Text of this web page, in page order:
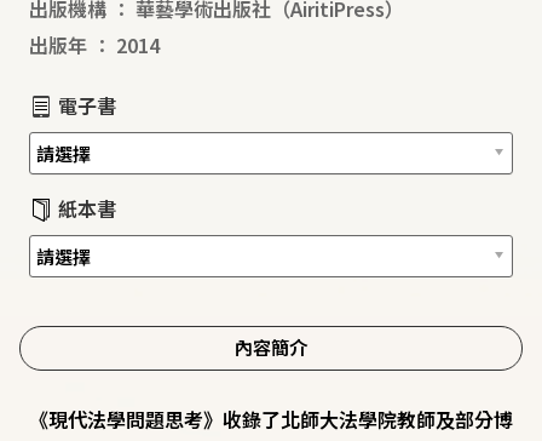
出版機構 ： 華藝學術出版社（AiritiPress）
出版年 ： 2014
電子書
紙本書
內容簡介
《現代法學問題思考》收錄了北師大法學院教師及部分博